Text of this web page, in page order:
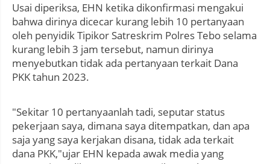
Usai diperiksa, EHN ketika dikonfirmasi mengakui
bahwa dirinya dicecar kurang lebih 10 pertanyaan
oleh penyidik Tipikor Satreskrim Polres Tebo selama
kurang lebih 3 jam tersebut, namun dirinya
menyebutkan tidak ada pertanyaan terkait Dana
PKK tahun 2023.
"Sekitar 10 pertanyaanlah tadi, seputar status
pekerjaan saya, dimana saya ditempatkan, dan apa
saja yang saya kerjakan disana, tidak ada terkait
dana PKK,"ujar EHN kepada awak media yang